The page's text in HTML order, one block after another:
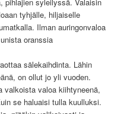
tyhjälle, hiljaiselle
Ilman auringonvaloa
oranssia
sälekaihdinta. Lähin
on ollut jo yli vuoden.
valkoista valoa kiihtyneenä,
se haluaisi tulla kuulluksi.